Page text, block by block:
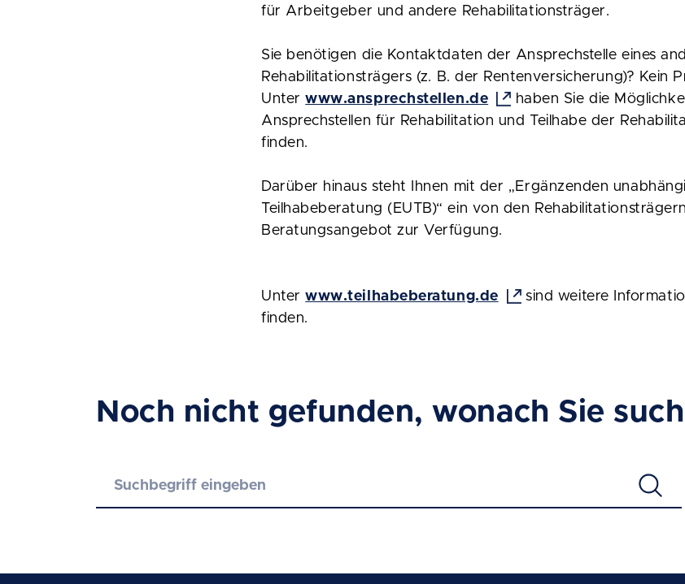
für Arbeitgeber und andere Rehabilitationsträger.
Sie benötigen die Kontaktdaten der Ansprechstelle eines
Rehabilitationsträgers (z. B. der Rentenversicherung)? Kein
Unterwww.ansprechstellen.de
haben Sie die
Ansprechstellen für Rehabilitation und Teilhabe der
finden.
Darüber hinaus steht Ihnen mit der „Ergänzenden
Teilhabeberatung (EUTB)“ ein von den
Beratungsangebot zur Verfügung.
Unterwww.teilhabeberatung.de
sind weitere
finden.
Noch nicht gefunden, wonach Sie